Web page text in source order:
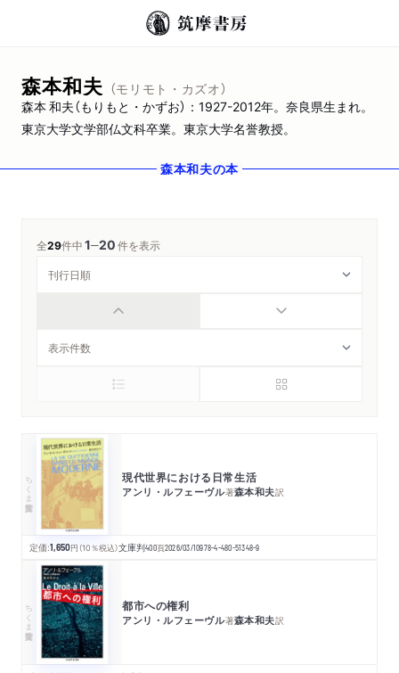
森本和夫 （モリモト・カズオ）
森本 和夫（もりもと・かずお）：1927-2012年。奈良県生まれ。
東京大学文学部仏文科卒業。東京大学名誉教授。
森本和夫の本
全29件中1─20件を表示
ちくま学芸文庫 現代世界における日常生活
アンリ・ルフェーヴル著森本和夫訳
定価:1,650円 （10％税込）文庫判400頁2026/03/10978-4-480-51348-9
ちくま学芸文庫 都市への権利
アンリ・ルフェーヴル著森本和夫訳